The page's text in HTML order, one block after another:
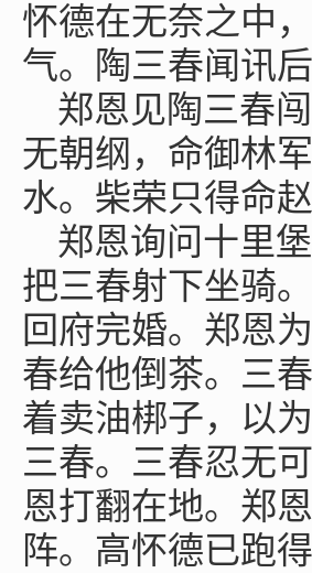
怀德在无奈之中
气。陶三春闻讯
郑恩见陶三春
无朝纲，命御林
水。柴荣只得命
郑恩询问十里
把三春射下坐骑
回府完婚。郑恩
春给他倒茶。三
着卖油梆子，以
三春。三春忍无
恩打翻在地。郑
阵。高怀德已跑